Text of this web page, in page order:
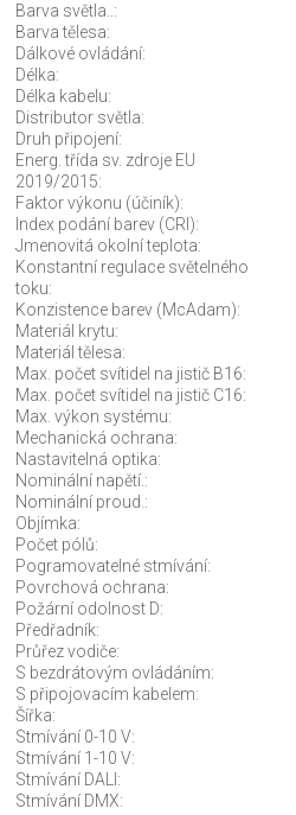
Barva světla..:
Barva tělesa:
Dálkové ovládání:
Délka:
Délka kabelu:
Distributor světla:
Druh připojení:
Energ. třída sv. zdroje EU
2019/2015:
Faktor výkonu (účiník):
Index podání barev (CRI):
Jmenovitá okolní teplota:
Konstantní regulace světelného
toku:
Konzistence barev (McAdam):
Materiál krytu:
Materiál tělesa:
Max. počet svítidel na jistič B16:
Max. počet svítidel na jistič C16:
Max. výkon systému:
Mechanická ochrana:
Nastavitelná optika:
Nominální napětí.:
Nominální proud.:
Objímka:
Počet pólů:
Pogramovatelné stmívání:
Povrchová ochrana:
Požární odolnost D:
Předřadník:
Průřez vodiče:
S bezdrátovým ovládáním:
S připojovacím kabelem:
Šířka:
Stmívání 0-10 V:
Stmívání 1-10 V:
Stmívání DALI:
Stmívání DMX: